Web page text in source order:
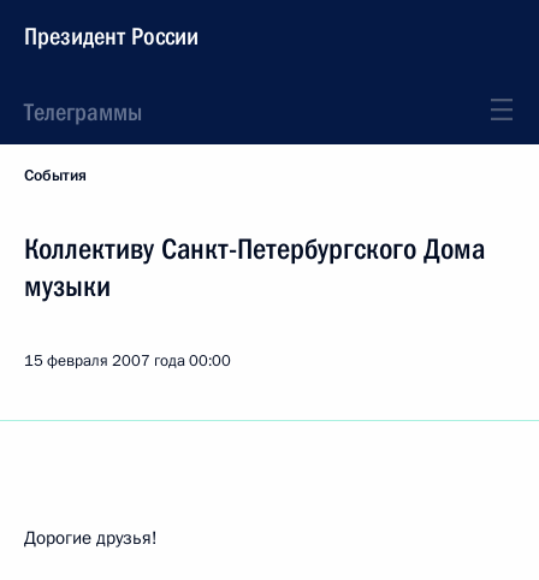
Президент России
Телеграммы
События
Коллективу Санкт-Петербургского Дома
музыки
15 февраля 2007 года00:00
Дорогие друзья!